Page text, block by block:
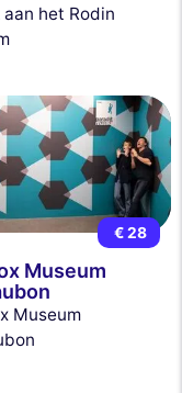
het Rodin
€ 28
Museum
Museum